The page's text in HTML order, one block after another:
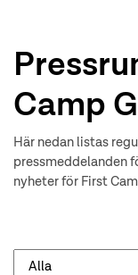
Camp
Här nedan listas
pressmeddelanden
nyheter för First